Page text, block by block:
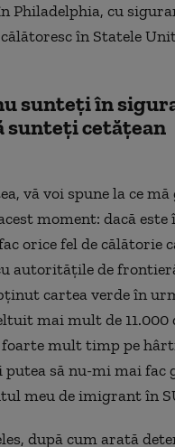
Philadelphia, cu
în Statele
sunteți în
sunteți cetățean
vă voi spune la ce mă
moment: dacă
orice fel de călătorie
autoritățile de
cartea verde în
mai mult de 11.000
mult timp pe
putea să nu-mi mai fac
meu de imigrant în
după cum arată